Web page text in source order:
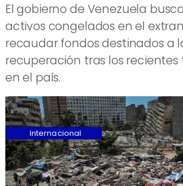
El gobierno de Venezuela
activos congelados en el
recaudar fondos destinados a
recuperación tras los
en el país.
Internacional